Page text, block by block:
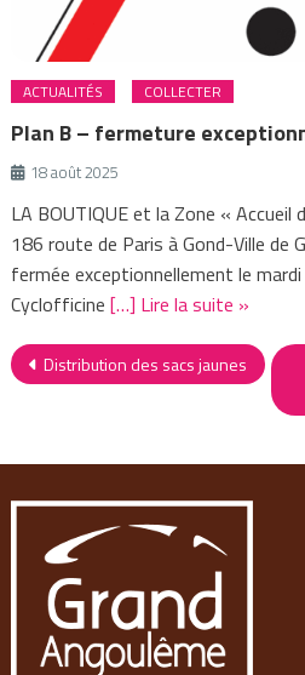
ACTUALITÉS COLLECTER
Plan B – fermeture
18 août 2025
LA BOUTIQUE et la Zone « Accueil
186 route de Paris à Gond-Ville de
fermée exceptionnellement le
Cyclofficine[…] Lire la suite »
Navigation
l’article
Distribution des sacs jaunes